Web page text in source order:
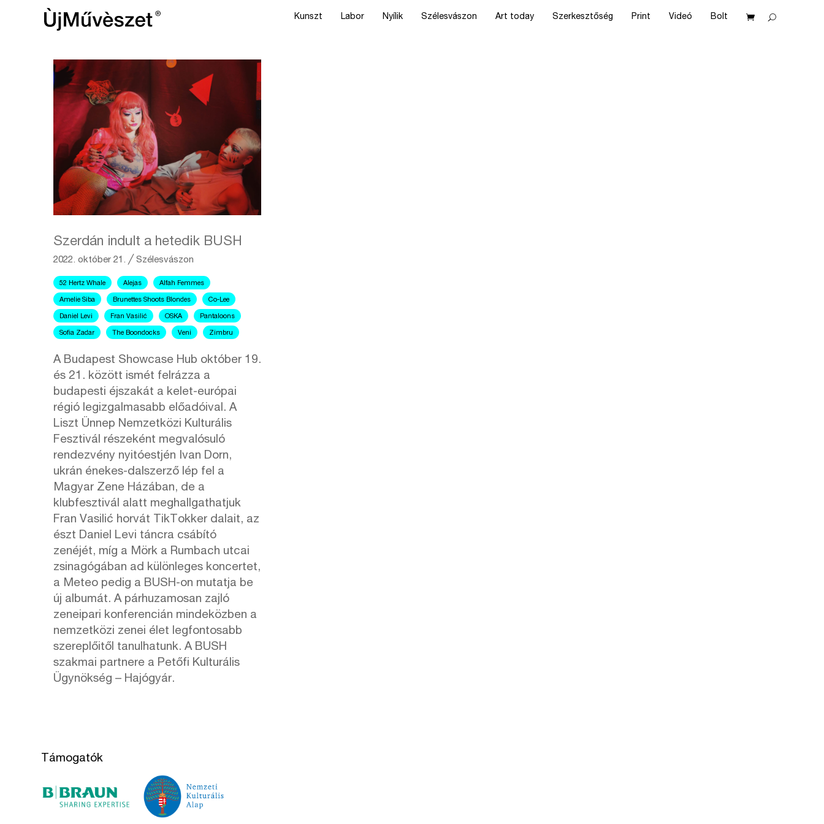
Kunszt Labor Nyílik Szélesvászon Art today Szerkesztőség Print Videó Bolt
Szerdán indult a hetedik BUSH
2022. október 21. ╱Szélesvászon
52 Hertz Whale Alejas Alfah Femmes
Amelie Siba Brunettes Shoots Blondes Co-Lee
Daniel Levi Fran Vasilić OSKA Pantaloons
Sofia Zadar The Boondocks Veni Zimbru
A Budapest Showcase Hub október 19.
és 21. között ismét felrázza a
budapesti éjszakát a kelet-európai
régió legizgalmasabb előadóival. A
Liszt Ünnep Nemzetközi Kulturális
Fesztivál részeként megvalósuló
rendezvény nyitóestjén Ivan Dorn,
ukrán énekes-dalszerző lép fel a
Magyar Zene Házában, de a
klubfesztivál alatt meghallgathatjuk
Fran Vasilić horvát TikTokker dalait, az
észt Daniel Levi táncra csábító
zenéjét, míg a Mörk a Rumbach utcai
zsinagógában ad különleges koncertet,
a Meteo pedig a BUSH-on mutatja be
új albumát. A párhuzamosan zajló
zeneipari konferencián mindeközben a
nemzetközi zenei élet legfontosabb
szereplőitől tanulhatunk. A BUSH
szakmai partnere a Petőfi Kulturális
Ügynökség – Hajógyár.
Támogatók